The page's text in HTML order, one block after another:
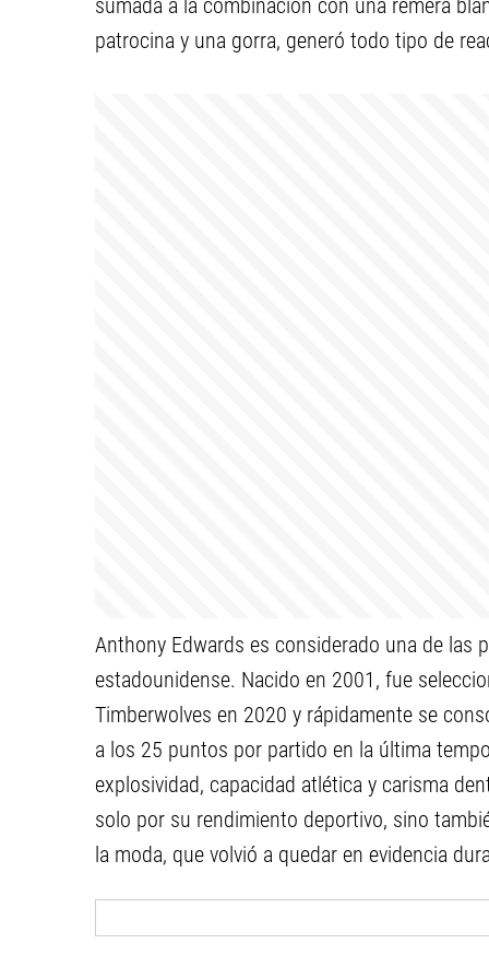
sumada a la combinación con una remera
patrocina y una gorra, generó todo tipo de
Anthony Edwards es considerado una de las
estadounidense. Nacido en 2001, fue
Timberwolves en 2020 y rápidamente se
a los 25 puntos por partido en la última
explosividad, capacidad atlética y carisma
solo por su rendimiento deportivo, sino
la moda, que volvió a quedar en evidencia